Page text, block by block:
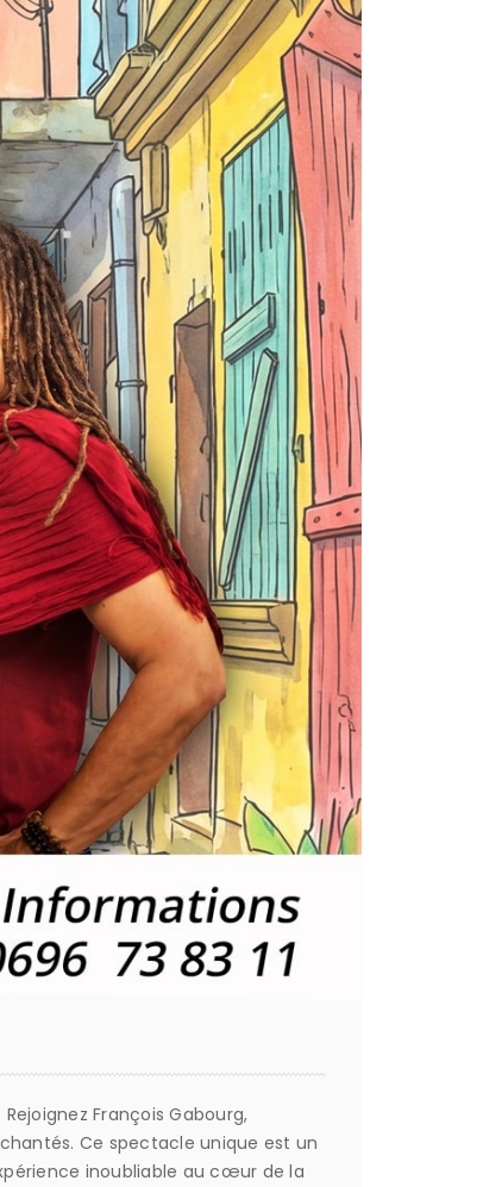
François Gabourg,
Ce spectacle unique est un
inoubliable au cœur de la